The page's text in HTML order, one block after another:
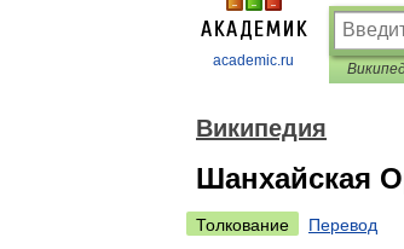
academic.ru
Википедия
Шанхайская
Толкование
Перевод